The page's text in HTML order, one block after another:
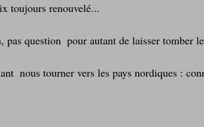
barbecues et plancha Healthy, léger, ou
toujours renouvelé...
pas question  pour autant de laisser tomber
nous tourner vers les pays nordiques :